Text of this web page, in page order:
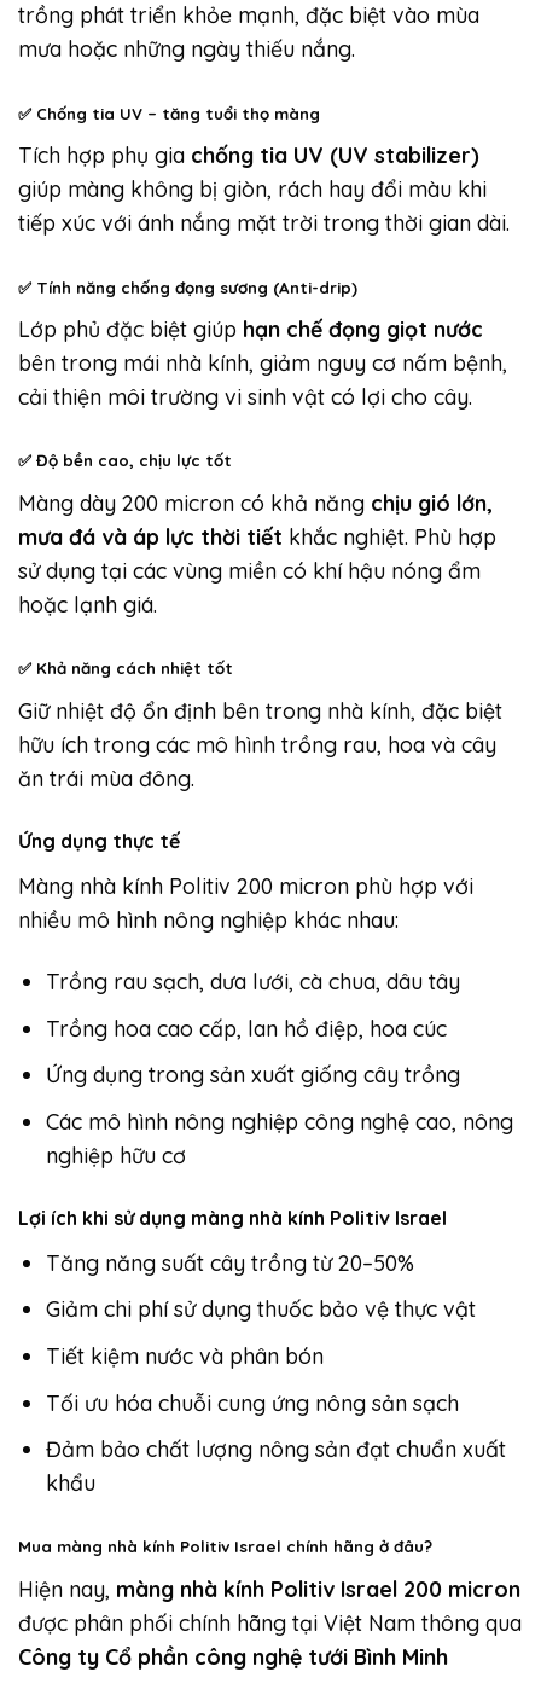
trồng phát triển khỏe mạnh, đặc biệt vào mùa
mưa hoặc những ngày thiếu nắng.
✅ Chống tia UV – tăng tuổi thọ màng
Tích hợp phụ gia chống tia UV (UV stabilizer)
giúp màng không bị giòn, rách hay đổi màu khi
tiếp xúc với ánh nắng mặt trời trong thời gian dài.
✅ Tính năng chống đọng sương (Anti-drip)
Lớp phủ đặc biệt giúp hạn chế đọng giọt nước
bên trong mái nhà kính, giảm nguy cơ nấm bệnh,
cải thiện môi trường vi sinh vật có lợi cho cây.
✅ Độ bền cao, chịu lực tốt
Màng dày 200 micron có khả năng chịu gió lớn,
mưa đá và áp lực thời tiết khắc nghiệt. Phù hợp
sử dụng tại các vùng miền có khí hậu nóng ẩm
hoặc lạnh giá.
✅ Khả năng cách nhiệt tốt
Giữ nhiệt độ ổn định bên trong nhà kính, đặc biệt
hữu ích trong các mô hình trồng rau, hoa và cây
ăn trái mùa đông.
Ứng dụng thực tế
Màng nhà kính Politiv 200 micron phù hợp với
nhiều mô hình nông nghiệp khác nhau:
Trồng rau sạch, dưa lưới, cà chua, dâu tây
Trồng hoa cao cấp, lan hồ điệp, hoa cúc
Ứng dụng trong sản xuất giống cây trồng
Các mô hình nông nghiệp công nghệ cao, nông
nghiệp hữu cơ
Lợi ích khi sử dụng màng nhà kính Politiv Israel
Tăng năng suất cây trồng từ 20–50%
Giảm chi phí sử dụng thuốc bảo vệ thực vật
Tiết kiệm nước và phân bón
Tối ưu hóa chuỗi cung ứng nông sản sạch
Đảm bảo chất lượng nông sản đạt chuẩn xuất
khẩu
Mua màng nhà kính Politiv Israel chính hãng ở đâu?
Hiện nay, màng nhà kính Politiv Israel 200 micron
được phân phối chính hãng tại Việt Nam thông qua
Công ty Cổ phần công nghệ tưới Bình Minh